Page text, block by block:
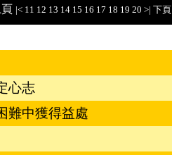
頁 |< 11 12 13 14 15 16 17 18 19 20 >| 下頁
心志
難中獲得益處